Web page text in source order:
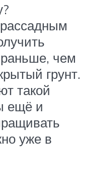
чем
грунт.
такой
ещё и
уже в